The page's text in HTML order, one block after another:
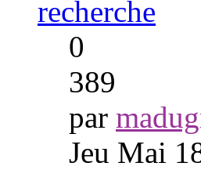
recherche
0
389
par
Jeu Mai